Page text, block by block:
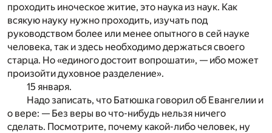
проходить иноческое житие, это наука из наук. Как
всякую науку нужно проходить, изучать под
руководством более или менее опытного в сей науке
человека, так и здесь необходимо держаться своего
старца. Но «единого достоит вопрошати», — ибо может
произойти духовное разделение».
15 января.
Надо записать, что Батюшка говорил об Евангелии и
о вере: — Без веры во что-нибудь нельзя ничего
сделать. Посмотрите, почему какой-либо человек, ну